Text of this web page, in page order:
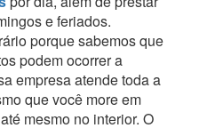
e feriados.
porque sabemos que
podem ocorrer a
empresa atende toda a
que você more em
mesmo no interior. O